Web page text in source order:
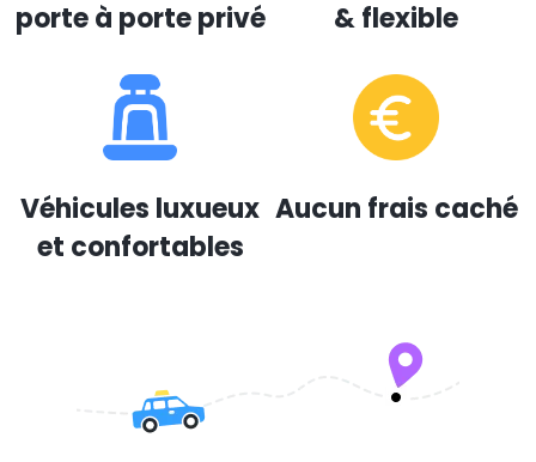
porte à porte privé
& flexible
Véhicules luxueux
et confortables
Aucun frais caché